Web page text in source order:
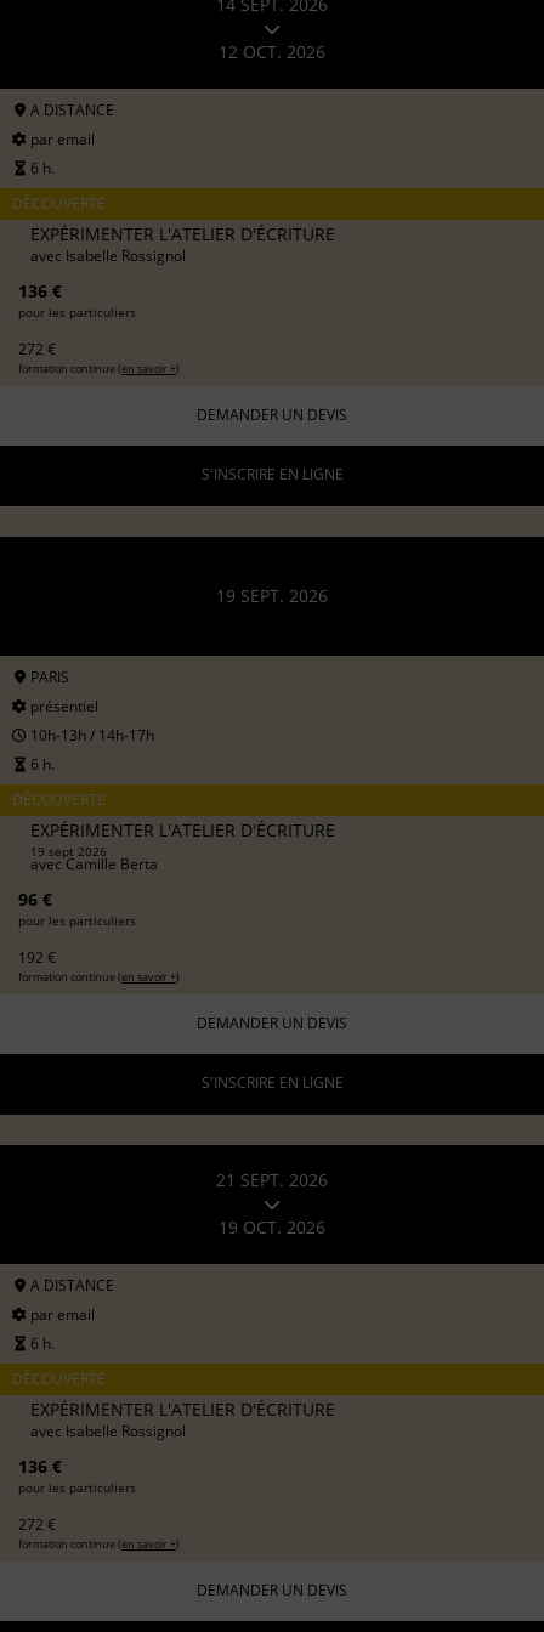
12 OCT. 2026
A DISTANCE
par email
6 h.
DÉCOUVERTE
EXPÉRIMENTER L'ATELIER D'ÉCRITURE
avec Isabelle Rossignol
136 €
pour les particuliers
272 €
formation continue (en savoir +)
DEMANDER UN DEVIS
S'INSCRIRE EN LIGNE
19 SEPT. 2026
PARIS
présentiel
10h-13h / 14h-17h
6 h.
DÉCOUVERTE
EXPÉRIMENTER L'ATELIER D'ÉCRITURE
19 sept 2026
avecCamille Berta
96 €
pour les particuliers
192 €
formation continue (en savoir +)
DEMANDER UN DEVIS
S'INSCRIRE EN LIGNE
21 SEPT. 2026
19 OCT. 2026
A DISTANCE
par email
6 h.
DÉCOUVERTE
EXPÉRIMENTER L'ATELIER D'ÉCRITURE
avec Isabelle Rossignol
136 €
pour les particuliers
272 €
formation continue (en savoir +)
DEMANDER UN DEVIS